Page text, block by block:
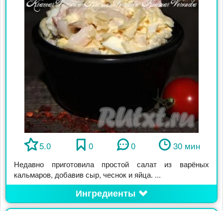
5.0 0 0 30 мин
Недавно приготовила простой салат из варёных
кальмаров, добавив сыр, чеснок и яйца. ...
Ингредиенты